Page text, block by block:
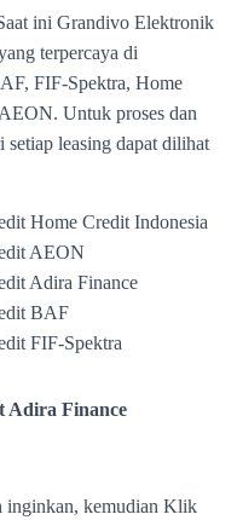
ini Grandivo Elektronik
terpercaya di
FIF-Spektra, Home
Untuk proses dan
leasing dapat dilihat
Home Credit Indonesia
AEON
Adira Finance
BAF
FIF-Spektra
Adira Finance
inginkan, kemudian Klik